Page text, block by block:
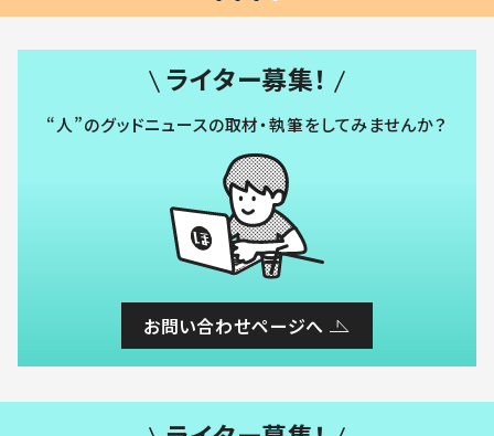
ライター募集！
“人”のグッドニュースの取材・執筆をしてみませんか？
お問い合わせページへ